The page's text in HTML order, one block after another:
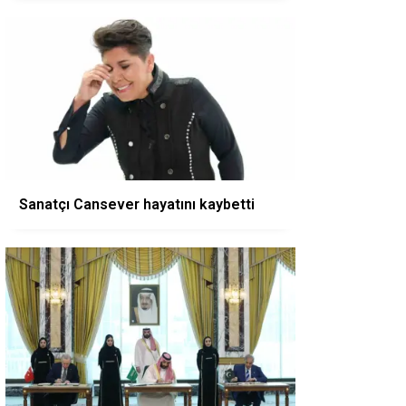
Sanatçı Cansever hayatını kaybetti